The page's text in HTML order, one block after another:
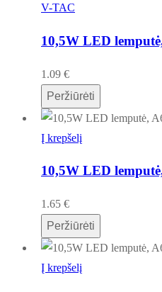
V-TAC
10,5W LED
1.09 €
Peržiūrėti
Į krepšelį
10,5W LED
1.65 €
Peržiūrėti
Į krepšelį